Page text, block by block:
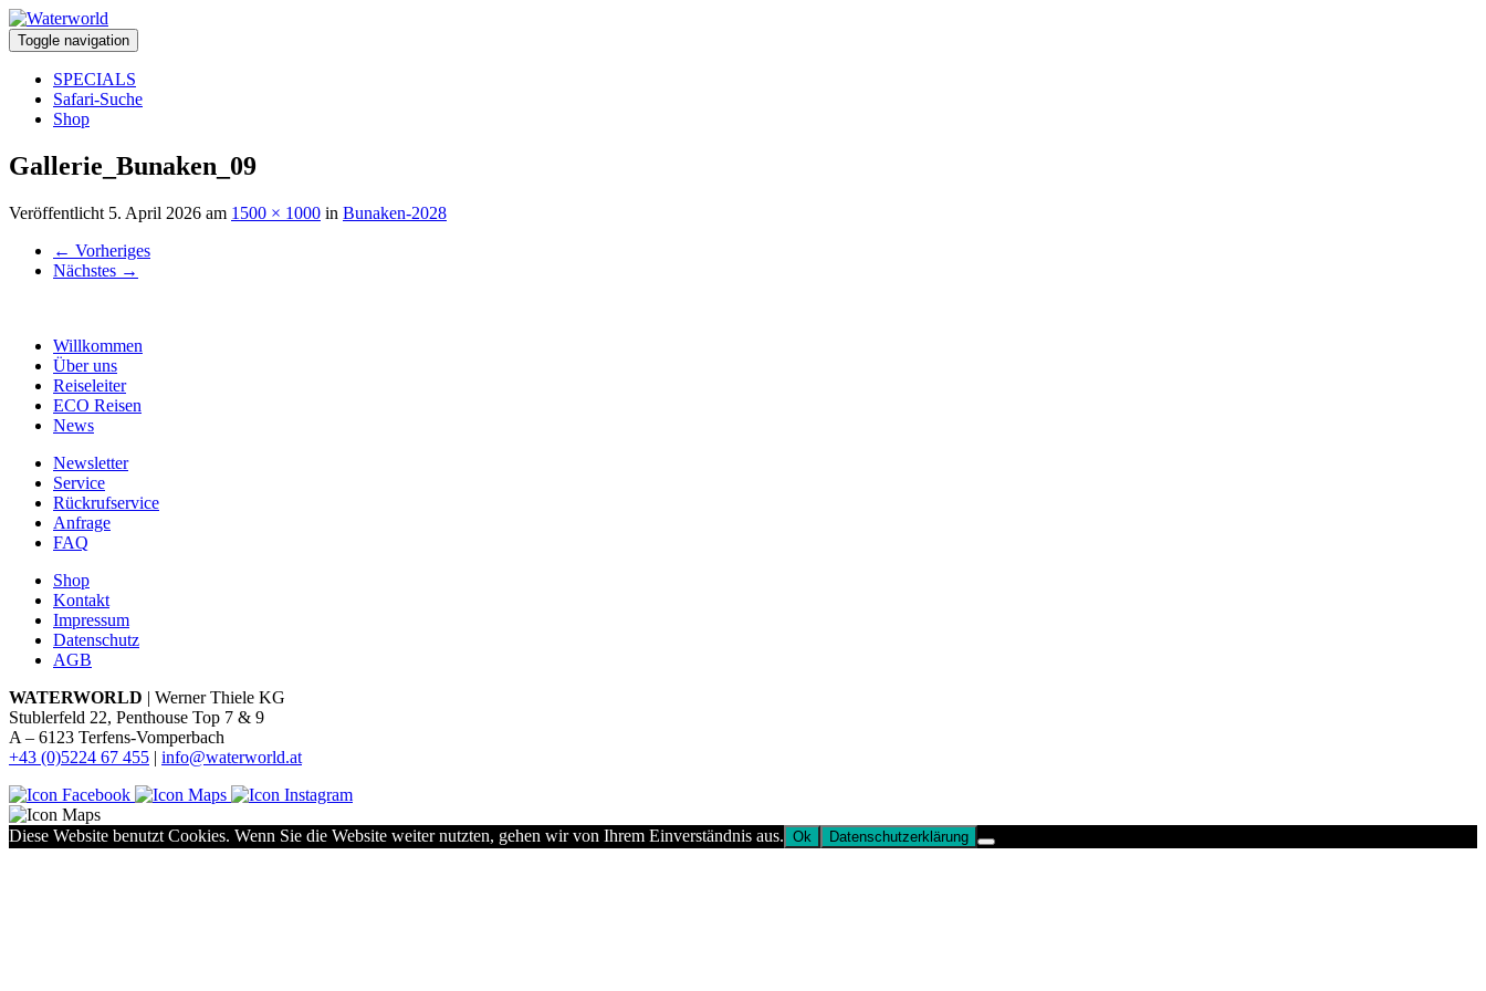
Toggle navigation
SPECIALS
Safari-Suche
Shop
Gallerie_Bunaken_09
Veröffentlicht 5. April 2026 am 1500 × 1000 in Bunaken-2028
← Vorheriges
Nächstes →
Willkommen
Über uns
Reiseleiter
ECO Reisen
News
Newsletter
Service
Rückrufservice
Anfrage
FAQ
Shop
Kontakt
Impressum
Datenschutz
AGB
WATERWORLD | Werner Thiele KG
Stublerfeld 22, Penthouse Top 7 & 9
A – 6123 Terfens-Vomperbach
+43 (0)5224 67 455 | info@waterworld.at
Diese Website benutzt Cookies. Wenn Sie die Website weiter nutzten, gehen wir von Ihrem Einverständnis aus. Ok Datenschutzerklärung